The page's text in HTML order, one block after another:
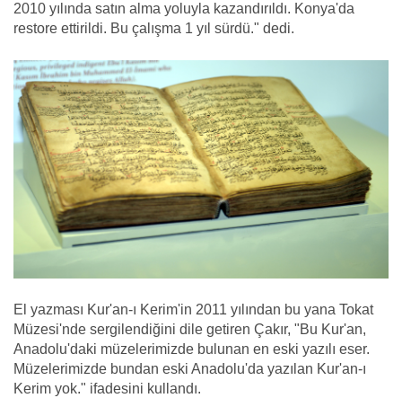
2010 yılında satın alma yoluyla kazandırıldı. Konya'da
restore ettirildi. Bu çalışma 1 yıl sürdü." dedi.
El yazması Kur'an-ı Kerim'in 2011 yılından bu yana Tokat
Müzesi'nde sergilendiğini dile getiren Çakır, "Bu Kur'an,
Anadolu'daki müzelerimizde bulunan en eski yazılı eser.
Müzelerimizde bundan eski Anadolu'da yazılan Kur'an-ı
Kerim yok." ifadesini kullandı.